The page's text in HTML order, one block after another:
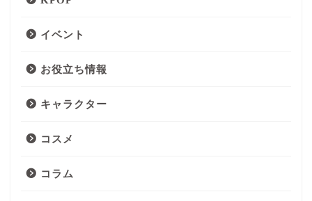
イベント
お役立ち情報
キャラクター
コスメ
コラム